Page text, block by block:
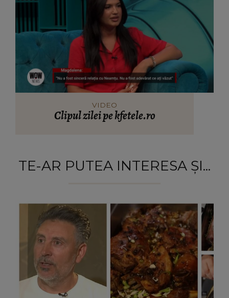
VIDEO
Clipul zilei pe kfetele.ro
TE-AR PUTEA INTERESA ȘI...